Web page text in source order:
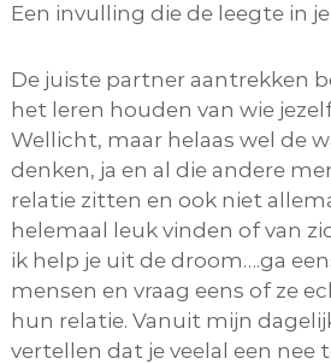
Een invulling die de leegte in
De juiste partner aantrekken
het leren houden van wie
Wellicht, maar helaas wel de
denken, ja en al die andere
relatie zitten en ook niet
helemaal leuk vinden of van
ik help je uit de droom….ga
mensen en vraag eens of ze
hun relatie. Vanuit mijn
vertellen dat je veelal een nee